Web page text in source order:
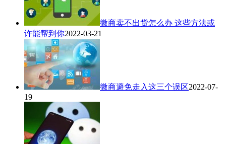
微商卖不出货怎么办 这些方法或
许能帮到你2022-03-21
微商避免走入这三个误区2022-07-
19